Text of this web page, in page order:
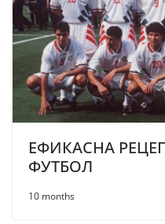
ЕФИКАСНА
ФУТБОЛ
10 months